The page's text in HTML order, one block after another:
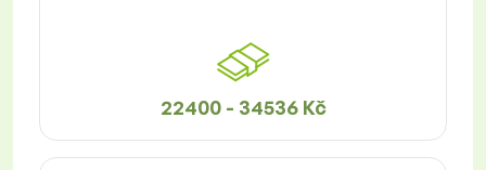
22400 - 34536 Kč